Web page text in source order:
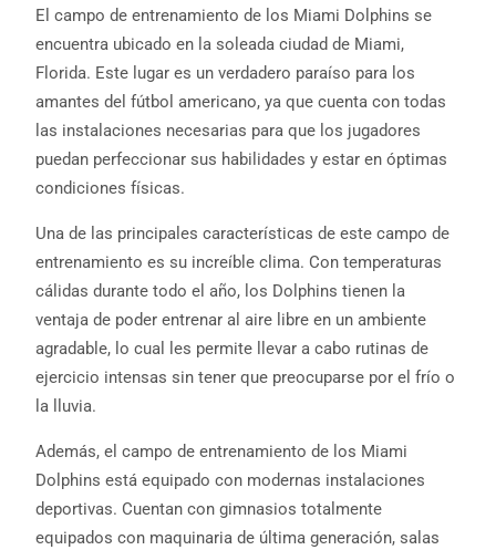
El campo de entrenamiento de los Miami Dolphins se
encuentra ubicado en la soleada ciudad de Miami,
Florida. Este lugar es un verdadero paraíso para los
amantes del fútbol americano, ya que cuenta con todas
las instalaciones necesarias para que los jugadores
puedan perfeccionar sus habilidades y estar en óptimas
condiciones físicas.
Una de las principales características de este campo de
entrenamiento es su increíble clima. Con temperaturas
cálidas durante todo el año, los Dolphins tienen la
ventaja de poder entrenar al aire libre en un ambiente
agradable, lo cual les permite llevar a cabo rutinas de
ejercicio intensas sin tener que preocuparse por el frío o
la lluvia.
Además, el campo de entrenamiento de los Miami
Dolphins está equipado con modernas instalaciones
deportivas. Cuentan con gimnasios totalmente
equipados con maquinaria de última generación, salas